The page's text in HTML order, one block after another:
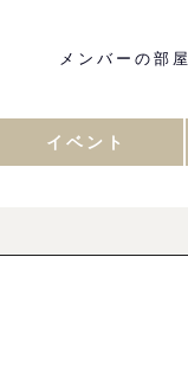
メンバーの部屋
イベント